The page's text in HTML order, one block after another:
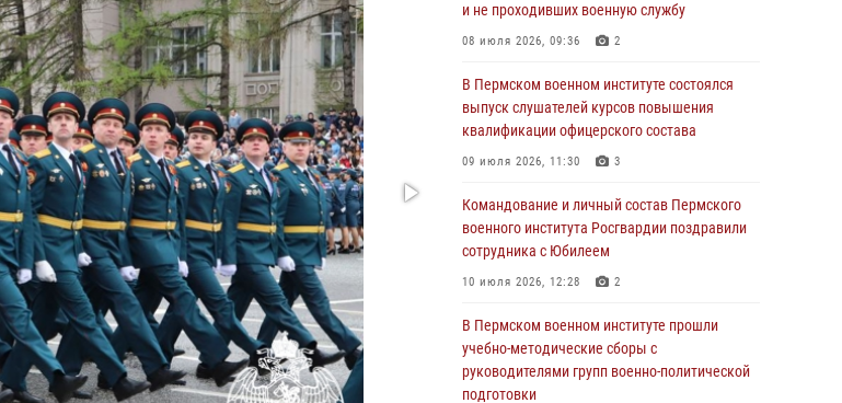
23 июля 2026, 12:00 12
тактики служебно-боевого применения войск
национальной гвардии Российской
Федерации проводится выставка,
Командование и личный состав Пермского
военного института Росгвардии поздравили
В Пермском военном институте состоялся
и не проходивших военную службу
08 июля 2026, 09:36 2
В Пермском военном институте состоялся
выпуск слушателей курсов повышения
квалификации офицерского состава
09 июля 2026, 11:30 3
Командование и личный состав Пермского
военного института Росгвардии поздравили
сотрудника с Юбилеем
10 июля 2026, 12:28 2
В Пермском военном институте прошли
учебно-методические сборы с
руководителями групп военно-политической
подготовки